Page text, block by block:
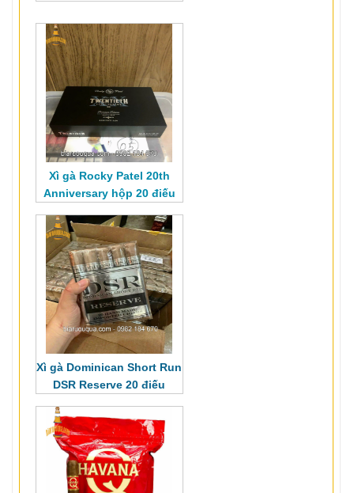
Xì gà Rocky Patel 20th
Anniversary hộp 20 điếu
Xì gà Dominican Short Run
DSR Reserve 20 điếu